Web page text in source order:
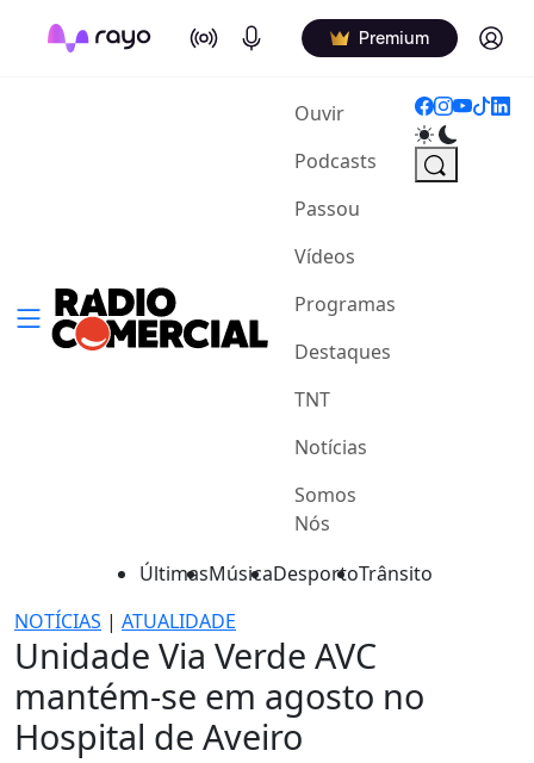
On Air Podcasts Premium Log in
Ouvir(current)
Podcasts
Passou
Vídeos
Programas
Destaques
TNT
Notícias
Somos
Nós
ÚltimasMúsicaDesportoTrânsito
NOTÍCIAS | ATUALIDADE
Unidade Via Verde AVC
mantém-se em agosto no
Hospital de Aveiro